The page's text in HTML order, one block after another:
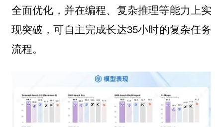
全面优化，并在编程、复杂推理等能力上实
现突破，可自主完成长达35小时的复杂任务
流程。